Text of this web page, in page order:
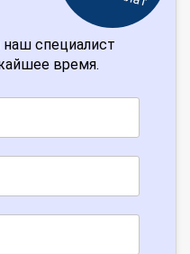
специалист
время.